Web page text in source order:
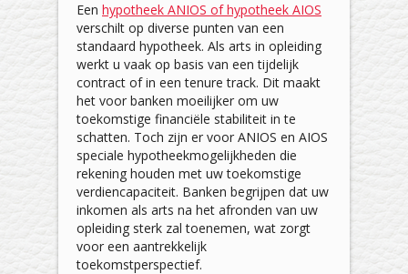
Een hypotheek ANIOS of hypotheek AIOS
verschilt op diverse punten van een
standaard hypotheek. Als arts in opleiding
werkt u vaak op basis van een tijdelijk
contract of in een tenure track. Dit maakt
het voor banken moeilijker om uw
toekomstige financiële stabiliteit in te
schatten. Toch zijn er voor ANIOS en AIOS
speciale hypotheekmogelijkheden die
rekening houden met uw toekomstige
verdiencapaciteit. Banken begrijpen dat uw
inkomen als arts na het afronden van uw
opleiding sterk zal toenemen, wat zorgt
voor een aantrekkelijk
toekomstperspectief.